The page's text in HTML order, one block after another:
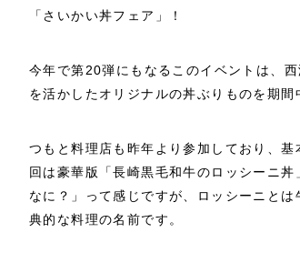
「さいかい丼フェア」！
今年で第20弾にもなるこのイベントは、
を活かしたオリジナルの丼ぶりものを期
つもと料理店も昨年より参加しており、
回は豪華版「長崎黒毛和牛のロッシーニ
なに？」って感じですが、ロッシーニと
典的な料理の名前です。